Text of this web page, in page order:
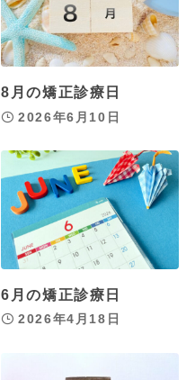
8月の矯正診療日
2026年6月10日
6月の矯正診療日
2026年4月18日